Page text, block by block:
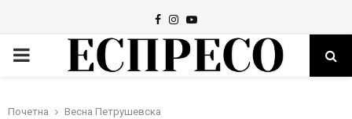
Facebook
Instagram
Youtube
PRIMARY
Почетна Весна Петрушевска